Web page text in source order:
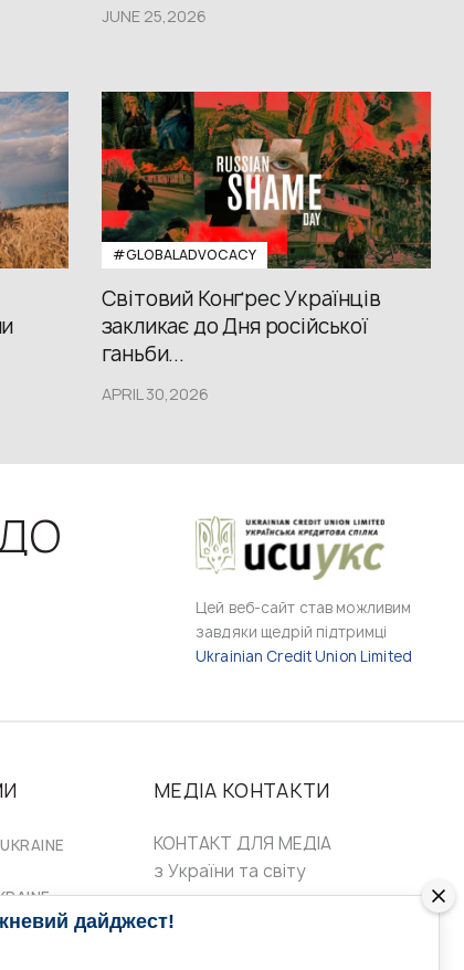
JUNE 25,2026
#GLOBALADVOCACY
Світовий Конґрес Українців
закликає до Дня російської
ганьби...
APRIL 30,2026
Цей веб-сайт став можливим
завдяки щедрій підтримці
Ukrainian Credit Union Limited
МЕДІА КОНТАКТИ
КОНТАКТ ДЛЯ МЕДІА
з України та світу
Ольга Доманська
дайджест!